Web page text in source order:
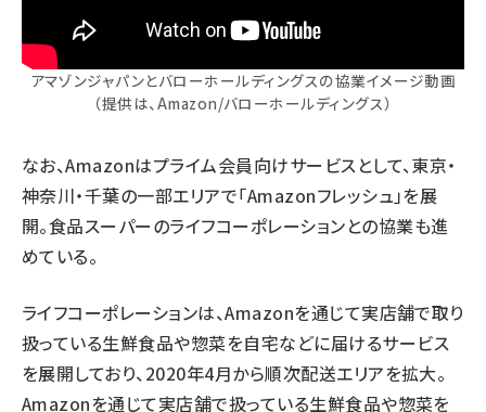
アマゾンジャパンとバローホールディングスの協業イメージ動画
（提供は、Amazon/バローホールディングス）
なお、Amazonはプライム会員向けサービスとして、東京・
神奈川・千葉の一部エリアで「Amazonフレッシュ」を展
開。食品スーパーのライフコーポレーションとの協業も進
めている。
ライフコーポレーションは、Amazonを通じて実店舗で取り
扱っている生鮮食品や惣菜を自宅などに届けるサービス
を展開しており、2020年4月から順次配送エリアを拡大。
Amazonを通じて実店舗で扱っている生鮮食品や惣菜を